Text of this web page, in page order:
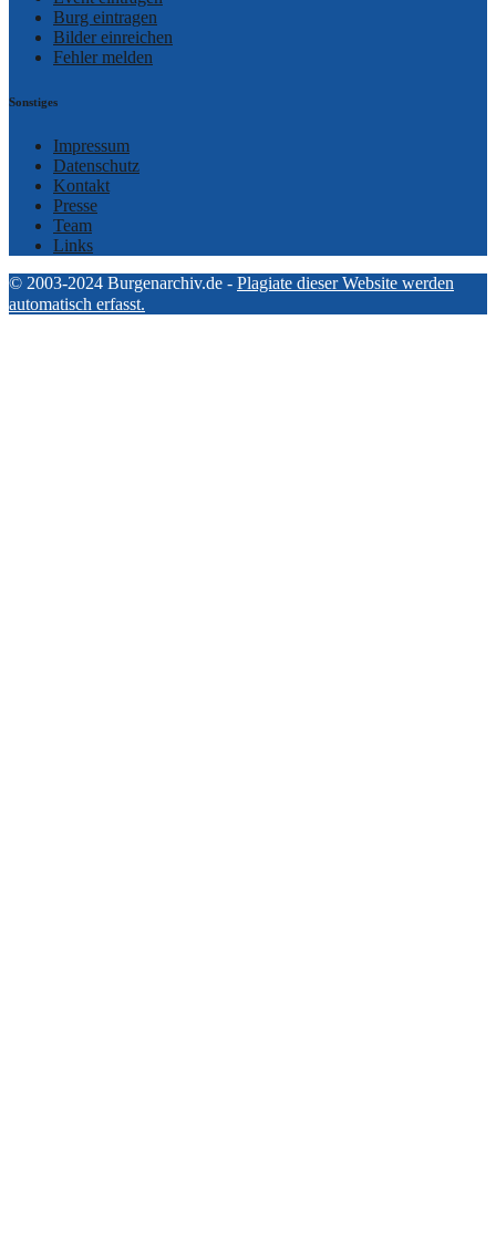
Burg eintragen
Bilder einreichen
Fehler melden
Sonstiges
Impressum
Datenschutz
Kontakt
Presse
Team
Links
© 2003-2024 Burgenarchiv.de - Plagiate dieser Website werden
automatisch erfasst.